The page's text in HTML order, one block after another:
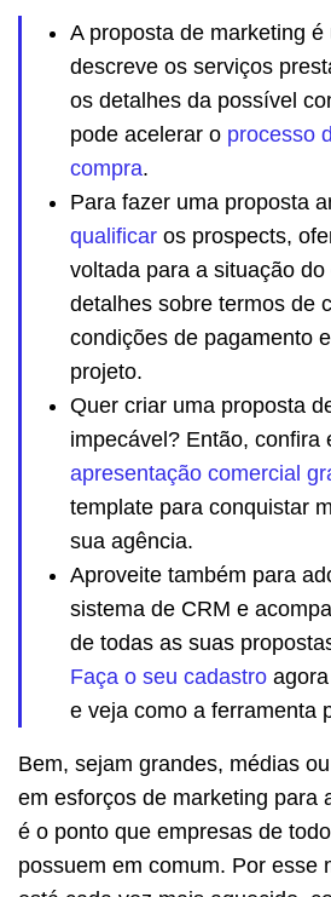
A proposta de marketing
descreve os serviços
os detalhes da possível
pode acelerar o processo
compra.
Para fazer uma proposta
qualificar os prospects,
voltada para a situação
detalhes sobre termos de
condições de pagamento
projeto.
Quer criar uma proposta
impecável? Então, confira
apresentação comercial
template para conquistar
sua agência.
Aproveite também para
sistema de CRM e
de todas as suas
Faça o seu cadastro
e veja como a ferramenta
Bem, sejam grandes, médias
em esforços de marketing para
é o ponto que empresas de
possuem em comum. Por esse